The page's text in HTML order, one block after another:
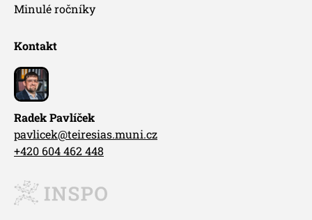
Minulé ročníky
Kontakt
Radek Pavlíček
pavlicek@teiresias.muni.cz
+420 604 462 448